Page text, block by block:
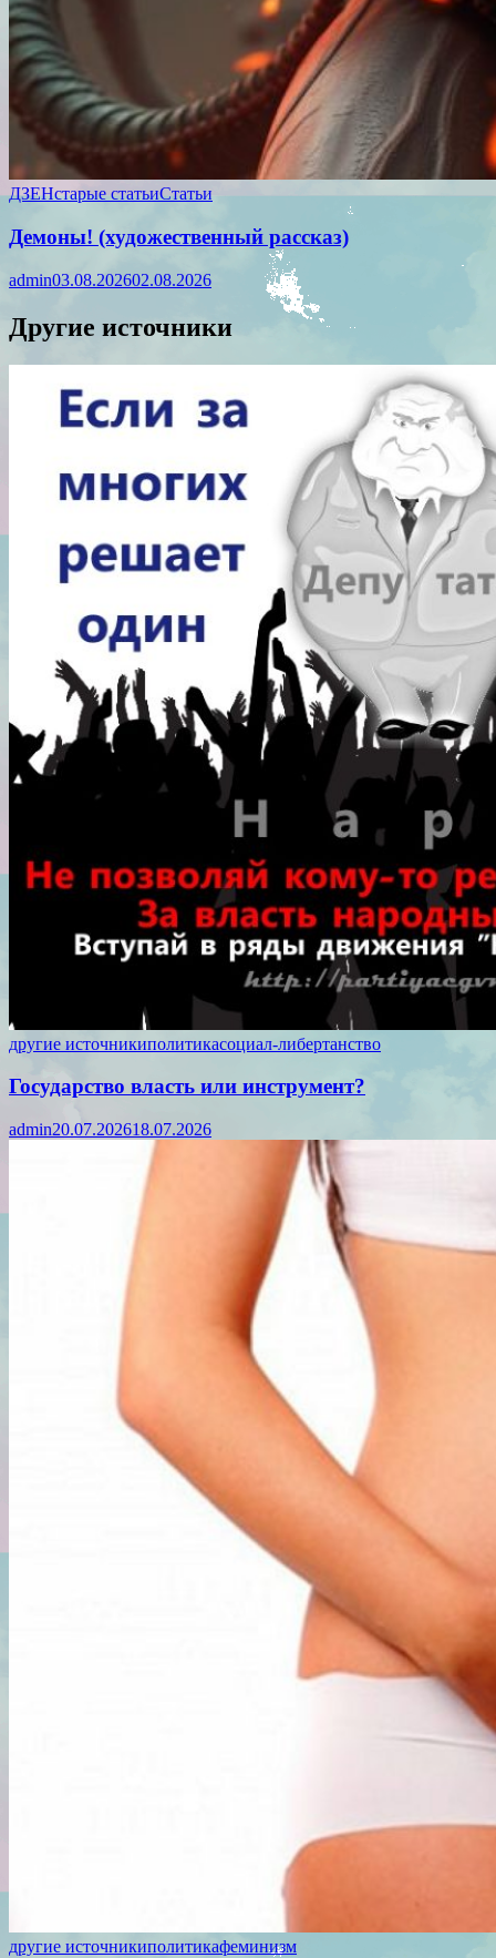
ДЗЕНстарые статьиСтатьи
Демоны! (художественный рассказ)
admin03.08.202602.08.2026
Другие источники
другие источникиполитикасоциал-либертанство
Государство власть или инструмент?
admin20.07.202618.07.2026
другие источникиполитикафеминизм